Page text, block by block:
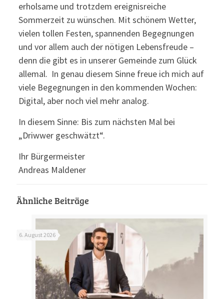
erholsame und trotzdem ereignisreiche
Sommerzeit zu wünschen. Mit schönem Wetter,
vielen tollen Festen, spannenden Begegnungen
und vor allem auch der nötigen Lebensfreude –
denn die gibt es in unserer Gemeinde zum Glück
allemal. In genau diesem Sinne freue ich mich auf
viele Begegnungen in den kommenden Wochen:
Digital, aber noch viel mehr analog.
In diesem Sinne: Bis zum nächsten Mal bei
„Driwwer geschwätzt“.
Ihr Bürgermeister
Andreas Maldener
Ähnliche Beiträge
6. August 2026